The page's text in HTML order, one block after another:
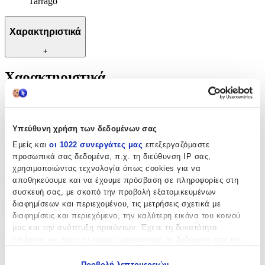
Υπεύθυνη χρήση των δεδομένων σας
Εμείς και οι 1022 συνεργάτες μας επεξεργαζόμαστε
προσωπικά σας δεδομένα, π.χ. τη διεύθυνση IP σας,
χρησιμοποιώντας τεχνολογία όπως cookies για να
αποθηκεύουμε και να έχουμε πρόσβαση σε πληροφορίες στη
συσκευή σας, με σκοπό την προβολή εξατομικευμένων
διαφημίσεων και περιεχομένου, τις μετρήσεις σχετικά με
διαφημίσεις και περιεχόμενο, την καλύτερη εικόνα του κοινού
μας και την ανάπτυξη προϊόντων. Έχετε τη δυνατότητα
Χαρακτηριστικά
+
Χαρακτηριστικά
Αξιολογήσεις
Προς το παρόν δεν υπάρχουν άλλες αξιολογήσεις. Όταν
προστεθούν, θα εμφανιστούν εδώ.
Πώς υπολογίζεται η βαθμολογία
Η τελική βαθμολογία βασίζεται αποκλειστικά σε κριτικές χρηστών
που έχουν πραγματοποιήσει αγορά μέσω SHOPFLIX ή έχουν
επιβεβαιώσει την αγορά τους.